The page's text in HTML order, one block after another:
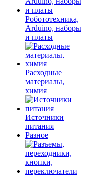
Робототехника,
Arduino, наборы
и платы
Расходные
материалы,
химия
Источники
питания
Разное